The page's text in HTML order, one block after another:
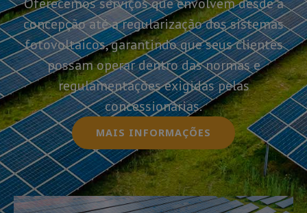
concepção até a regularização dos sistemas
fotovoltaicos, garantindo que seus clientes
possam operar dentro das normas e
regulamentações exigidas pelas
concessionárias.
MAIS INFORMAÇÕES